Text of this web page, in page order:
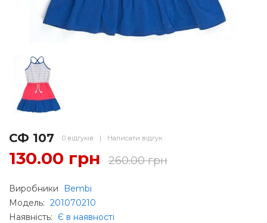
СФ 107 0 відгуків | Написати відгук
130.00 грн 260.00 грн
Виробники
Bembi
Модель: 201070210
Наявність:
Є в наявності